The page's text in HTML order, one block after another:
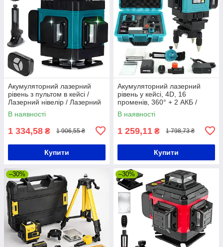
Акумуляторний лазерний
рівень з пультом в кейсі /
Лазерний нівелір / Лазерний
4D рівень
В наявності
1 334,58 ₴ 1 906,55 ₴
Купити
Акумуляторний лазерний
рівень у кейсі, 4D, 16
променів, 360° + 2 АКБ /
Лазерний нівелір / Рівень
лазерний
В наявності
1 259,11 ₴ 1 798,73 ₴
Купити
–30% –30%